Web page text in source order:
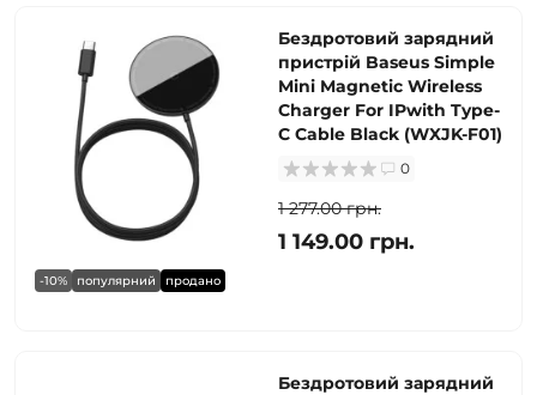
-10% популярний продано
Бездротовий зарядний
пристрій Baseus Simple
Mini Magnetic Wireless
Charger For IPwith Type-
C Cable Black (WXJK-F01)
0
1 277.00 грн.
1 149.00 грн.
Бездротовий зарядний